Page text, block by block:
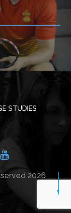
STUDIES
2026